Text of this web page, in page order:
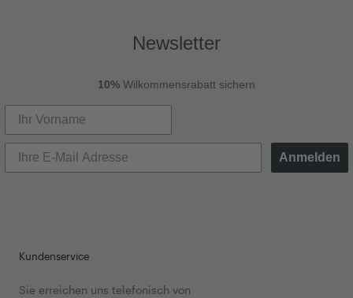
Newsletter
10% Wilkommensrabatt sichern
Anmelden
Kundenservice
Sie erreichen uns telefonisch von